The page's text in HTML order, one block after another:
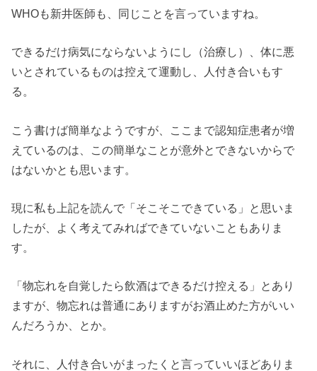
WHOも新井医師も、同じことを言っていますね。
できるだけ病気にならないようにし（治療し）、体に悪
いとされているものは控えて運動し、人付き合いもす
る。
こう書けば簡単なようですが、ここまで認知症患者が増
えているのは、この簡単なことが意外とできないからで
はないかとも思います。
現に私も上記を読んで「そこそこできている」と思いま
したが、よく考えてみればできていないこともありま
す。
「物忘れを自覚したら飲酒はできるだけ控える」とあり
ますが、物忘れは普通にありますがお酒止めた方がいい
んだろうか、とか。
それに、人付き合いがまったくと言っていいほどありま